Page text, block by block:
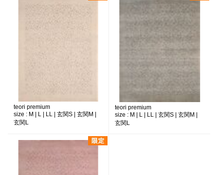
teori premium
size : M | L | LL | 玄関S | 玄関M |
玄関L
teori premium
size : M | L | LL | 玄関S | 玄関M |
玄関L